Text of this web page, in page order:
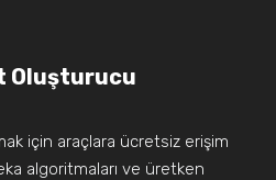
Oluşturucu
için araçlara ücretsiz erişim
algoritmaları ve üretken